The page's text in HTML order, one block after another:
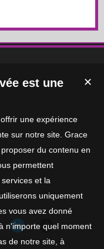
✕
est une
une expérience
sur notre site. Grace
du contenu en
permettent
et la
uniquement
vous avez donné
n'importe quel moment
de notre site, à